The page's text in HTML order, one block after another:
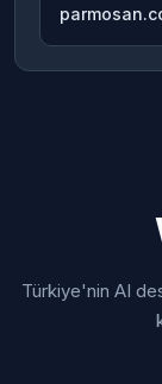
Türkiye'nin AI